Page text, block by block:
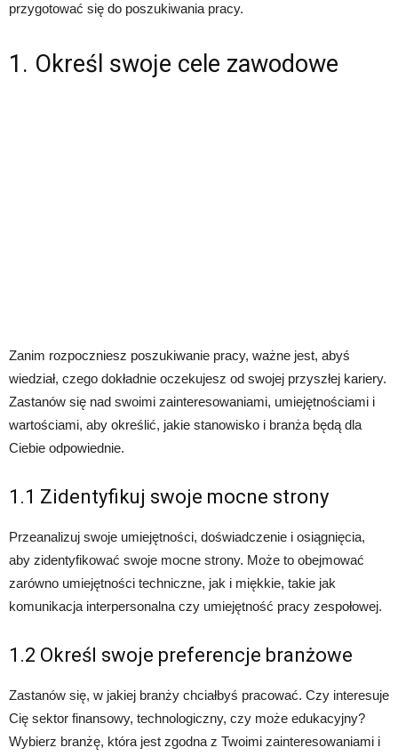
przygotować się do poszukiwania pracy.
1. Określ swoje cele zawodowe
Zanim rozpoczniesz poszukiwanie pracy, ważne jest, abyś
wiedział, czego dokładnie oczekujesz od swojej przyszłej kariery.
Zastanów się nad swoimi zainteresowaniami, umiejętnościami i
wartościami, aby określić, jakie stanowisko i branża będą dla
Ciebie odpowiednie.
1.1 Zidentyfikuj swoje mocne strony
Przeanalizuj swoje umiejętności, doświadczenie i osiągnięcia,
aby zidentyfikować swoje mocne strony. Może to obejmować
zarówno umiejętności techniczne, jak i miękkie, takie jak
komunikacja interpersonalna czy umiejętność pracy zespołowej.
1.2 Określ swoje preferencje branżowe
Zastanów się, w jakiej branży chciałbyś pracować. Czy interesuje
Cię sektor finansowy, technologiczny, czy może edukacyjny?
Wybierz branżę, która jest zgodna z Twoimi zainteresowaniami i